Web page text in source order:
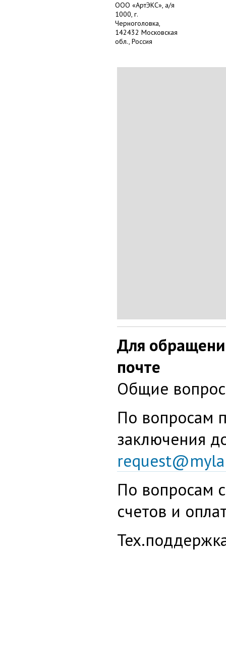
ООО «АртЭКС», а/я
1000, г.
Черноголовка,
142432 Московская
обл., Россия
Для
почте
Общие
По вопросам
заключения
По вопросам
счетов и